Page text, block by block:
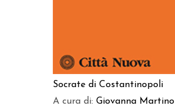
Socrate di Costantinopoli
A cura di: Giovanna Martino